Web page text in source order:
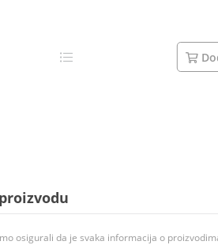
osigurali da je svaka informacija o